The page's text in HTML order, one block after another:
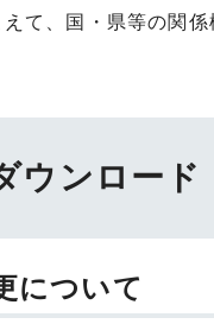
て、国・県等の関
ウンロード
について